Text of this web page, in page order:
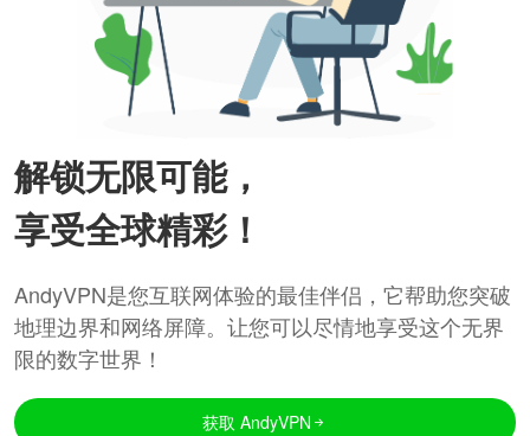
解锁无限可能，
享受全球精彩！
AndyVPN是您互联网体验的最佳伴侣，它帮助您突破
地理边界和网络屏障。让您可以尽情地享受这个无界
限的数字世界！
获取 AndyVPN